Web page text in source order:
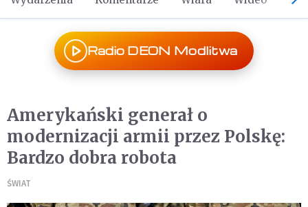
Radio DEON Modlitwa
Amerykański generał o
modernizacji armii przez Polskę:
Bardzo dobra robota
ŚWIAT